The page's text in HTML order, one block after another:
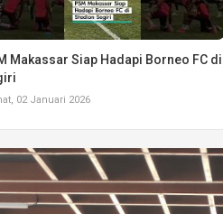
Makassar Siap Hadapi Borneo FC di
02 Januari 2026